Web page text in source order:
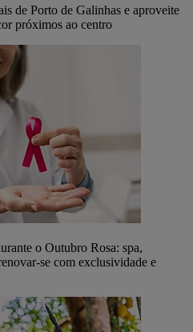
de Porto de Galinhas e aproveite
próximos ao centro
o Outubro Rosa: spa,
se com exclusividade e